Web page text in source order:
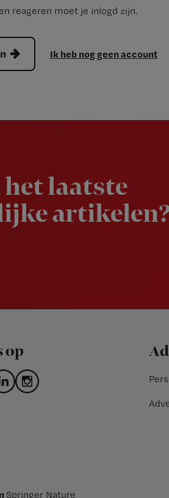
reageren moet je inlogd zijn.
Ik heb nog geen account
laatste
op
Springer Nature